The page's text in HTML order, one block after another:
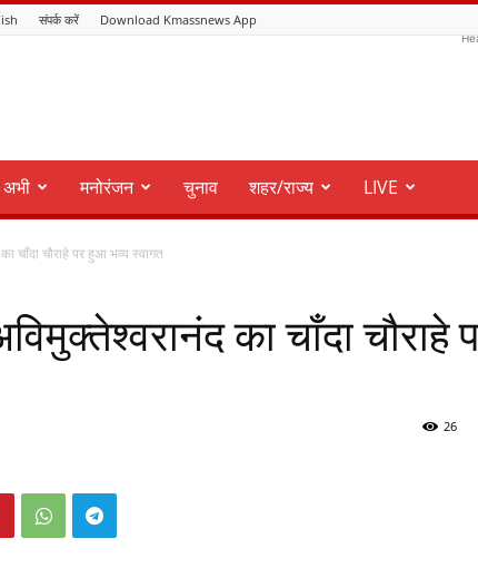
संपर्क करें Download Kmassnews App
मनोरंजन चुनाव शहर/राज्य LIVE
चाँदा चौराहे पर हुआ भव्य स्वागत
का चाँदा चौराहे
26